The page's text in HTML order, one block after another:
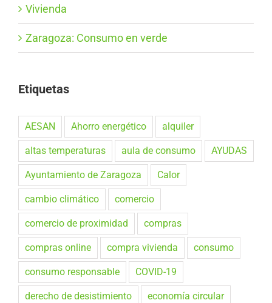
Vivienda
Zaragoza: Consumo en verde
Etiquetas
AESAN Ahorro energético alquiler
altas temperaturas aula de consumo AYUDAS
Ayuntamiento de Zaragoza Calor
cambio climático comercio
comercio de proximidad compras
compras online compra vivienda consumo
consumo responsable COVID-19
derecho de desistimiento economía circular